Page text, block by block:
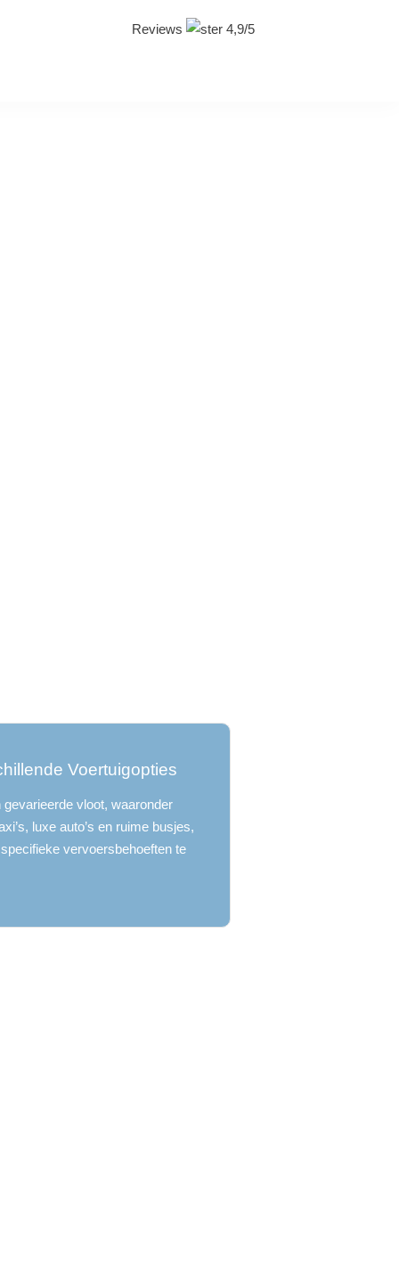
Reviews 4,9/5
Voertuigopties
gevarieerde vloot, waaronder
luxe auto’s en ruime busjes,
vervoersbehoeften te